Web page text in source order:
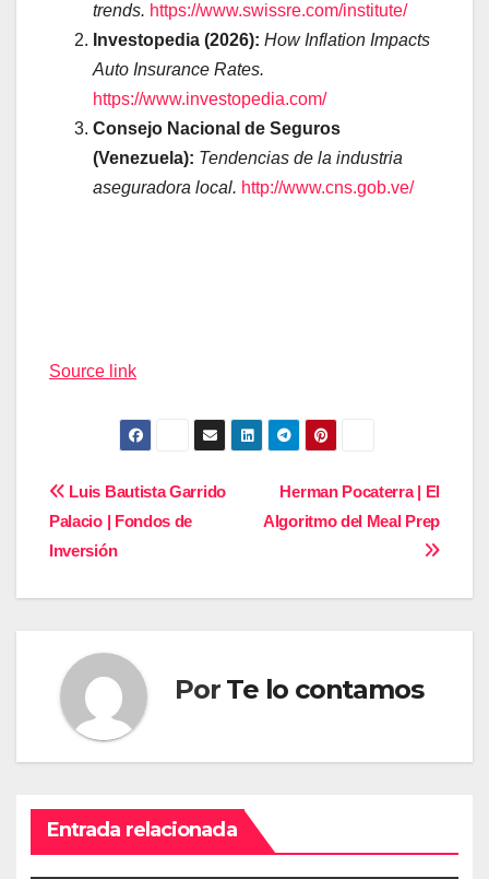
trends. https://www.swissre.com/institute/
Investopedia (2026): How Inflation Impacts
Auto Insurance Rates.
https://www.investopedia.com/
Consejo Nacional de Seguros
(Venezuela): Tendencias de la industria
aseguradora local. http://www.cns.gob.ve/
Source link
Navegación
de
entradas
Herman Pocaterra | El
Algoritmo del Meal Prep
Luis Bautista Garrido
Palacio | Fondos de
Inversión
Por Te lo contamos
Entrada relacionada